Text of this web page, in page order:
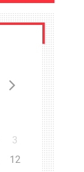
3
12